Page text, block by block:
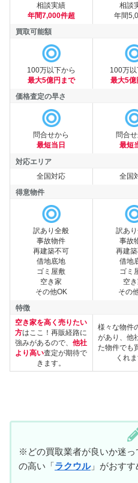
実績
買取可能額
買取可能額
価格査定の早さ
価格査定の早さ
対応エリア
対応エリア
得意物件
得意物件
特徴
特徴
相談実績
年間7,000件超
100万以下から
最大5億円まで
問合せから
最短当日
全国対応
訳あり全般
事故物件
再建築不可
借地底地
ゴミ屋敷
空き家
その他OK
空き家を高く売りたい
方はここ！再販経路に
強みがあるので、他社
より高い査定が期待で
きます。
相談
年間
100万以
最大5億
問合
最短
全国
訳あ
事故
再建
借地
ゴミ
空
その
様々な物件
があり、他
た物件でも
くれま
※どの買取業者が良いか迷
の高い「ラクウル」がおすす